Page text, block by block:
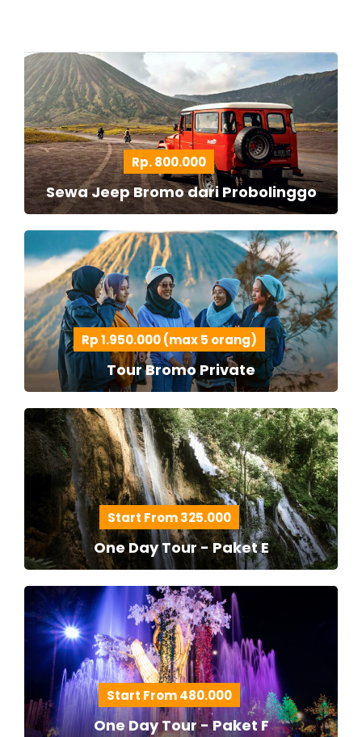
Rp. 800.000
Sewa Jeep Bromo dari Probolinggo
Rp 1.950.000 (max 5 orang)
Tour Bromo Private
Start From 325.000
One Day Tour - Paket E
Start From 480.000
One Day Tour - Paket F